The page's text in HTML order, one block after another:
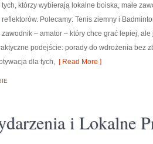
tych, którzy wybierają lokalne boiska, małe
reflektorów. Polecamy: Tenis ziemny i
zawodnik – amator – który chce grać lepiej,
podejście: porady do wdrożenia bez
dla tych, [ Read More ]
i Lokalne